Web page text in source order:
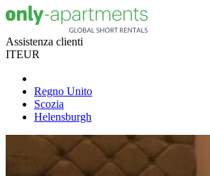
Assistenza clienti
ITEUR
Regno Unito
Scozia
Helensburgh